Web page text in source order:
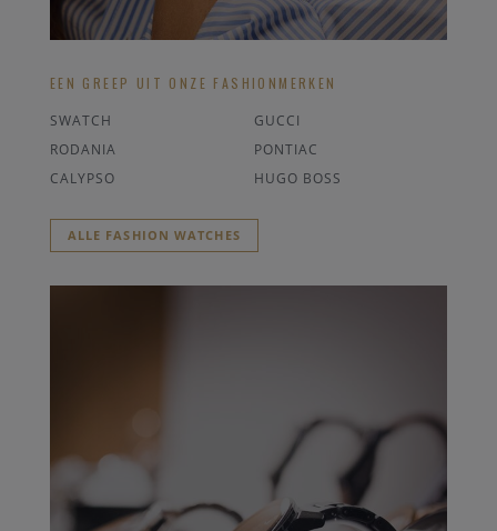
EEN GREEP UIT ONZE FASHIONMERKEN
SWATCH
GUCCI
RODANIA
PONTIAC
CALYPSO
HUGO BOSS
ALLE FASHION WATCHES